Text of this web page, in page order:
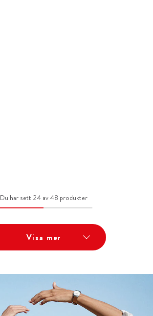
Du har sett 24 av 48 produkter
Visa mer